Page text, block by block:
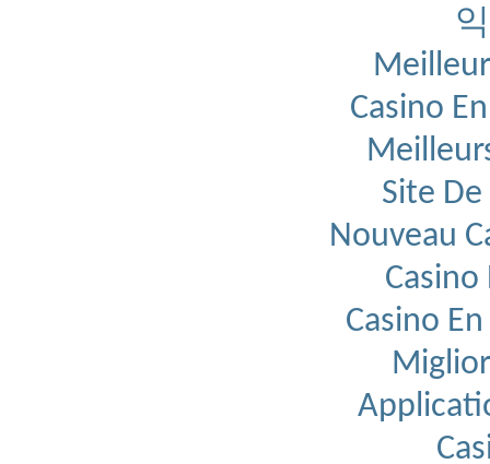
Casino
Site De
Nouveau
Casino
Casino